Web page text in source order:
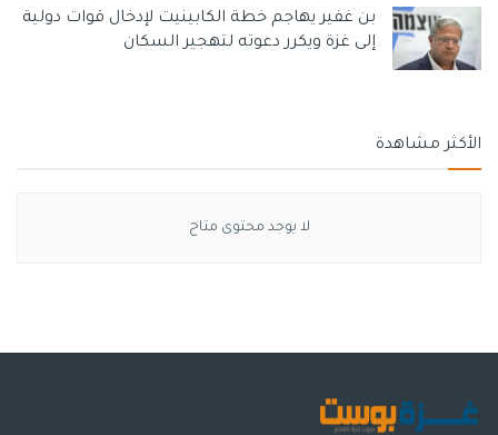
(أفريبول) مشتبهًا يُعتقد أنه عضو رئيسي في مجموعة الجرائم
يُشار إلى أن عملية (طفرة أفريقيا السيبرانية) الأولى نُفِّذت في
بن غفير يهاجم خطة الكابينيت لإدخال قوات دولية
إلى غزة ويكرر دعوته لتهجير السكان
الأكثر مشاهدة
لا يوجد محتوى متاح